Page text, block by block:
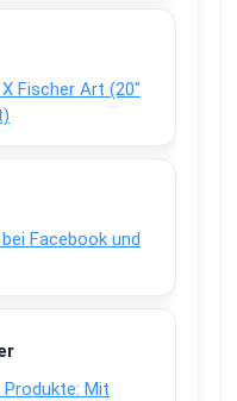
Fischer Art (20″
Facebook und
Mit